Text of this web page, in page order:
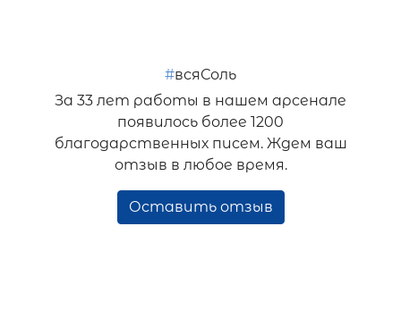
#всяСоль
За 33 лет работы в нашем арсенале
появилось более 1200
благодарственных писем. Ждем ваш
отзыв в любое время.
Оставить отзыв